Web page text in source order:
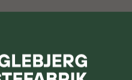
forhandler